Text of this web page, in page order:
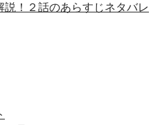
！２話のあらすじネタバレ